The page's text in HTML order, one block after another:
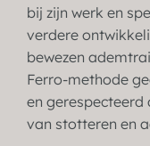
bij zijn werk en
verdere
bewezen
Ferro-methode
en gerespecteerd
van stotteren en